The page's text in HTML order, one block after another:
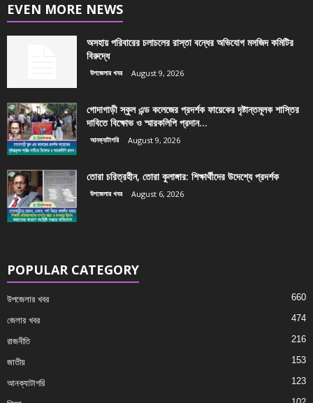
EVEN MORE NEWS
অসহায় পরিবারের চলাচলের রাস্তা বন্ধের অভিযোগ মসজিদ কমিটির
বিরুদ্ধে
উপজেলার খবর August 9, 2026
গোদাগাড়ী স্কুল এন্ড কলেজের প্রদর্শক ফায়েকের দৃষ্টান্তমূলক শাস্তির
দাবিতে বিক্ষোভ ও স্মারকলিপি প্রদান...
আনক্যাটাগরি August 9, 2026
তোরা চরিত্রহীন, তোরা কুলাঙ্গার: শিক্ষার্থীদের উদেশ্যে প্রদর্শক
উপজেলার খবর August 6, 2026
POPULAR CATEGORY
উপজেলার খবর 660
জেলার খবর 474
রাজনীতি 216
জাতীয় 153
আনক্যাটাগরি 123